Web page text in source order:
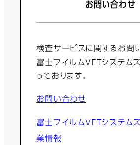
お問い合わせ
検査サービスに関するお問
富士フイルムVETシステムズ
っております。
お問い合わせ
富士フイルムVETシステムズ
業情報